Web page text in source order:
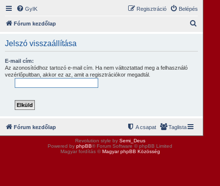
GyIK Belépés
Regisztráció
Fórum kezdőlap
Jelszó visszaállítása
E-mail cím:
Az azonosítódhoz tartozó e-mail cím. Ha nem változtattad meg a felhasználó
vezérlőpultban, akkor ez az, amit a regisztrációkor megadtál.
Fórum kezdőlap Taglista
A csapat
Revolution style by Semi_Deus
Powered by phpBB® Forum Software © phpBB Limited
Magyar fordítás ©Magyar phpBB Közösség